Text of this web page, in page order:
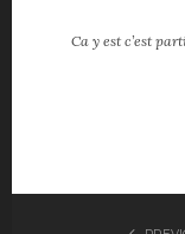
Ca y est c’est